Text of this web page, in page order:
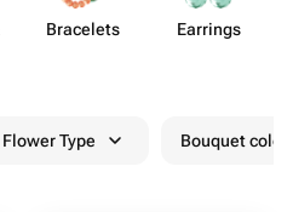
Bracelets Earrings
Flower Type Bouquet